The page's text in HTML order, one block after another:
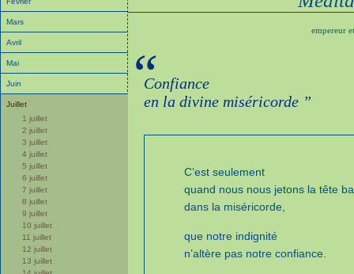
Mars
Avril
Mai
Juin
Juillet
1 juillet
2 juillet
3 juillet
4 juillet
5 juillet
6 juillet
7 juillet
8 juillet
9 juillet
10 juillet
11 juillet
12 juillet
13 juillet
empereur
“
Confiance
en la divine miséricorde ”
C’est seulement
quand nous nous jetons la tête
dans la miséricorde,
que notre indignité
n’altère pas notre confiance.